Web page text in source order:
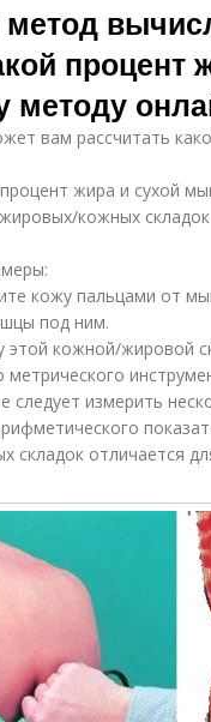
процент
методу
вам рассчитать
жира и сухой
кожных
кожу пальцами от
под ним.
этой кожной/жировой
метрического
следует измерить
складок отличается